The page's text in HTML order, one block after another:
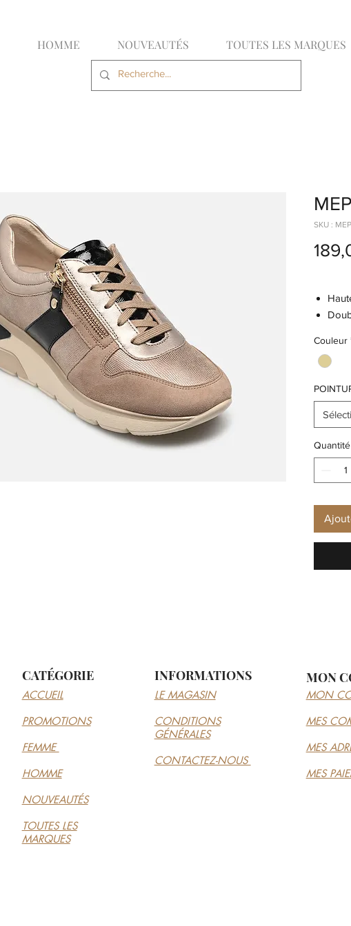
HOMME NOUVEAUTÉS TOUTES LES MARQUES
SKU :
Type
Couleur
Quantité
CATÉGORIE INFORMATIONS MON
ACCUEIL
PROMOTIONS
FEMME
HOMME
NOUVEAUTÉS
TOUTES LES
MARQUES
LE MAGASIN
CONDITIONS
GÉNÉRALES
CONTACTEZ-NOUS
MON
MES
MES
MES